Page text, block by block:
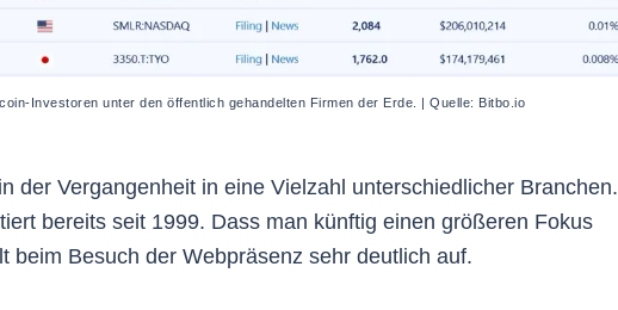
Investoren unter den öffentlich gehandelten Firmen der Erde. | Quelle: Bitbo.io
der Vergangenheit in eine Vielzahl unterschiedlicher Branchen.
bereits seit 1999. Dass man künftig einen größeren Fokus
beim Besuch der Webpräsenz sehr deutlich auf.